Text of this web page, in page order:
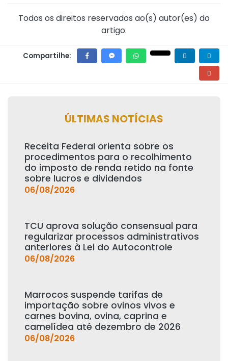
Todos os direitos reservados ao(s) autor(es) do
artigo.
Compartilhe:
ÚLTIMAS NOTÍCIAS
Receita Federal orienta sobre os
procedimentos para o recolhimento
do imposto de renda retido na fonte
sobre lucros e dividendos
06/08/2026
TCU aprova solução consensual para
regularizar processos administrativos
anteriores à Lei do Autocontrole
06/08/2026
Marrocos suspende tarifas de
importação sobre ovinos vivos e
carnes bovina, ovina, caprina e
camelídea até dezembro de 2026
06/08/2026